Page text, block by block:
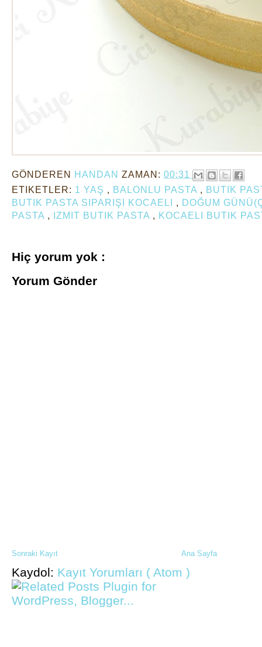
GÖNDEREN HANDAN ZAMAN: 00:31
ETIKETLER: 1 YAŞ , BALONLU PASTA , BUTIK
BUTIK PASTA SIPARIŞI KOCAELI , DOĞUM
PASTA , IZMIT BUTIK PASTA , KOCAELI BUTIK
Hiç yorum yok :
Yorum Gönder
Sonraki Kayıt Ana Sayfa
Kaydol: Kayıt Yorumları ( Atom )